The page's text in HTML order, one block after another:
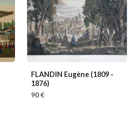
FLANDIN Eugène (1809 -
1876)
90 €